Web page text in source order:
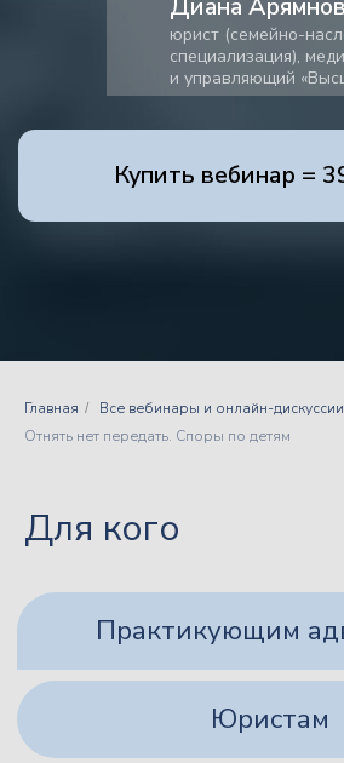
Главная / Все вебинары и онлайн-дискуссии
Отнять нет передать. Споры по детям
Для кого
Практикующим адвокатам
Нотариусам
Юристам